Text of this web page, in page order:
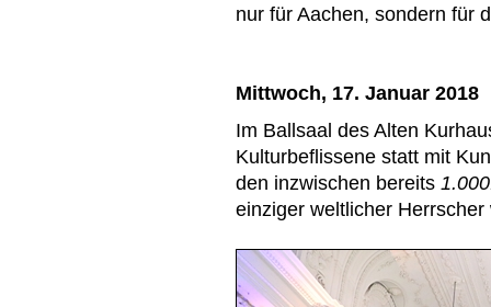
nur für Aachen, sondern für
Mittwoch, 17. Januar 2018
Im Ballsaal des Alten
Kulturbeflissene statt mit
den inzwischen bereits
einziger weltlicher